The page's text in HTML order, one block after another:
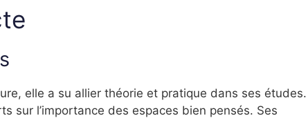
elle a su allier théorie et pratique dans ses études.
sur l’importance des espaces bien pensés. Ses